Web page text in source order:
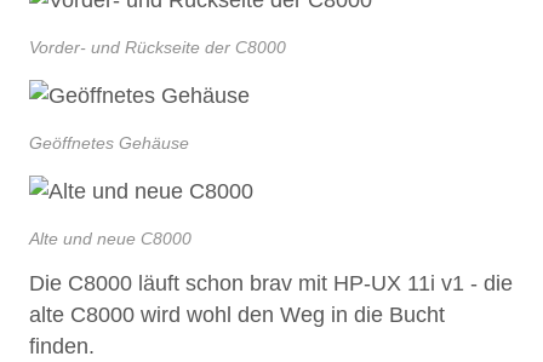
Vorder- und Rückseite der C8000
Geöffnetes Gehäuse
Alte und neue C8000
Die C8000 läuft schon brav mit HP-UX 11i v1 - die
alte C8000 wird wohl den Weg in die Bucht
finden.